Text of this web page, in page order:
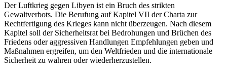
Der Luftkrieg gegen Libyen ist ein Bruch des strikten
Gewaltverbots. Die Berufung auf Kapitel VII der Charta zur
Rechtfertigung des Krieges kann nicht überzeugen. Nach diesem
Kapitel soll der Sicherheitsrat bei Bedrohungen und Brüchen des
Friedens oder aggressiven Handlungen Empfehlungen geben und
Maßnahmen ergreifen, um den Weltfrieden und die internationale
Sicherheit zu wahren oder wiederherzustellen.